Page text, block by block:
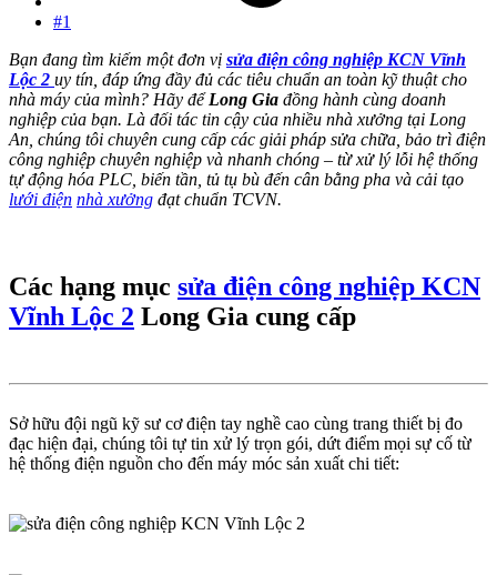
#1
Bạn đang tìm kiếm một đơn vị sửa điện công nghiệp KCN Vĩnh
Lộc 2 uy tín, đáp ứng đầy đủ các tiêu chuẩn an toàn kỹ thuật cho
nhà máy của mình? Hãy đểLong Gia đồng hành cùng doanh
nghiệp của bạn. Là đối tác tin cậy của nhiều nhà xưởng tại Long
An, chúng tôi chuyên cung cấp các giải pháp sửa chữa, bảo trì điện
công nghiệp chuyên nghiệp và nhanh chóng – từ xử lý lỗi hệ thống
tự động hóa PLC, biến tần, tủ tụ bù đến cân bằng pha và cải tạo
lưới điện nhà xưởng đạt chuẩn TCVN.
Các hạng mục sửa điện công nghiệp KCN
Vĩnh Lộc 2 Long Gia cung cấp
Sở hữu đội ngũ kỹ sư cơ điện tay nghề cao cùng trang thiết bị đo
đạc hiện đại, chúng tôi tự tin xử lý trọn gói, dứt điểm mọi sự cố từ
hệ thống điện nguồn cho đến máy móc sản xuất chi tiết: